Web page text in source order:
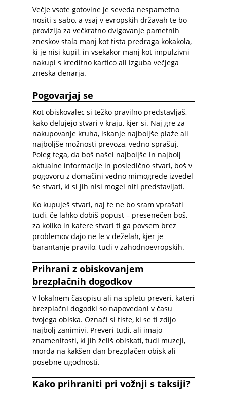
Večje vsote gotovine je seveda nespametno
nositi s sabo, a vsaj v evropskih državah te bo
provizija za večkratno dvigovanje pametnih
zneskov stala manj kot tista predraga kokakola,
ki je nisi kupil, in vsekakor manj kot impulzivni
nakupi s kreditno kartico ali izguba večjega
zneska denarja.
Pogovarjaj se
Kot obiskovalec si težko pravilno predstavljaš,
kako delujejo stvari v kraju, kjer si. Naj gre za
nakupovanje kruha, iskanje najboljše plaže ali
najboljše možnosti prevoza, vedno sprašuj.
Poleg tega, da boš našel najboljše in najbolj
aktualne informacije in posledično stvari, boš v
pogovoru z domačini vedno mimogrede izvedel
še stvari, ki si jih nisi mogel niti predstavljati.
Ko kupuješ stvari, naj te ne bo sram vprašati
tudi, če lahko dobiš popust – presenečen boš,
za koliko in katere stvari ti ga povsem brez
problemov dajo ne le v deželah, kjer je
barantanje pravilo, tudi v zahodnoevropskih.
Prihrani z obiskovanjem
brezplačnih dogodkov
V lokalnem časopisu ali na spletu preveri, kateri
brezplačni dogodki so napovedani v času
tvojega obiska. Označi si tiste, ki se ti zdijo
najbolj zanimivi. Preveri tudi, ali imajo
znamenitosti, ki jih želiš obiskati, tudi muzeji,
morda na kakšen dan brezplačen obisk ali
posebne ugodnosti.
Kako prihraniti pri vožnji s taksiji?